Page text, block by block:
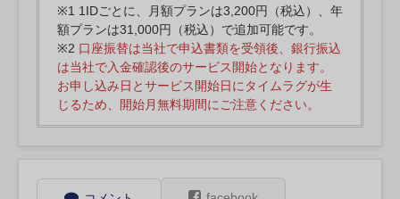
※1 1IDごとに、月額プランは3,200円（税込）、年
額プランは31,000円（税込）で追加可能です。
※2 口座振替は当社で申込書類を受領後、銀行振込
は当社で入金確認後のサービス開始となります。
お申し込み日とサービス開始日にタイムラグが生
じるため、開始月無料期間にご注意ください。